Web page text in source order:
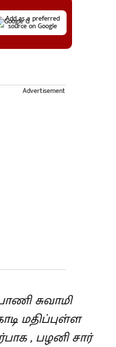
Add as a preferred
source on Google
Advertisement
சுவாமி
மதிப்புள்ள
, பழனி சார்